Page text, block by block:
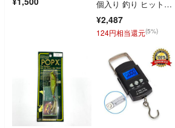
個入り 釣り ヒットセ
¥2,487
124円相当還元(5%)